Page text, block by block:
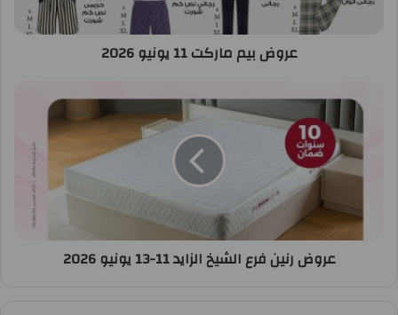
عروض بيم ماركت 11 يونيو 2026
عروض رنين فرع الشيخ الزايد 11-13 يونيو 2026